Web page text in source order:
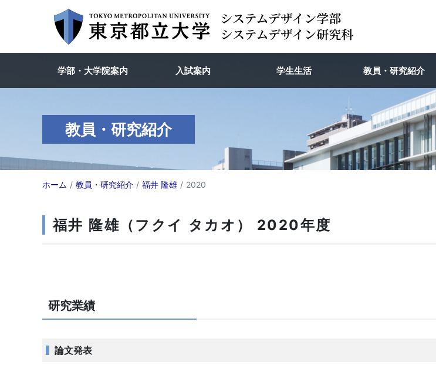
学部・大学院案内 入試案内 学生生活 教員・研究紹介
教員・研究紹介
ホーム 教員・研究紹介 福井 隆雄 2020
福井 隆雄（フクイ タカオ） 2020年度
研究業績
論文発表